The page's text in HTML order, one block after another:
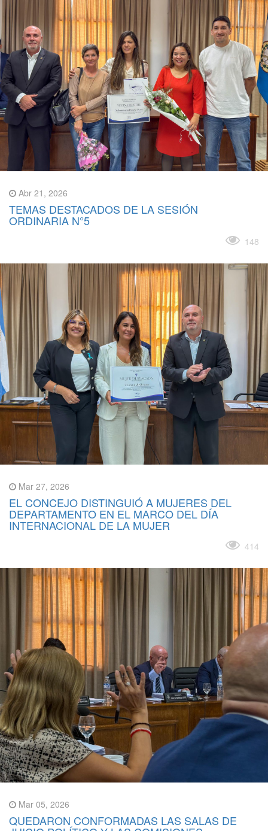
Abr 21, 2026
TEMAS DESTACADOS DE LA SESIÓN
ORDINARIA N°5
148
Mar 27, 2026
EL CONCEJO DISTINGUIÓ A MUJERES DEL
DEPARTAMENTO EN EL MARCO DEL DÍA
INTERNACIONAL DE LA MUJER
414
Mar 05, 2026
QUEDARON CONFORMADAS LAS SALAS DE